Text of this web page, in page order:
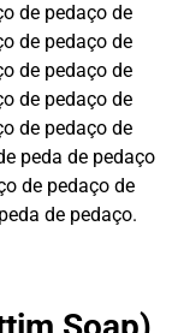
de pedaço de
de pedaço de
de pedaço de
de pedaço de
de pedaço de
peda de pedaço
de pedaço de
de pedaço.